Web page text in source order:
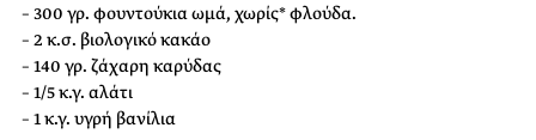
– 300 γρ. φουντούκια ωμά, χωρίς* φλούδα.
– 2 κ.σ. βιολογικό κακάο
– 140 γρ. ζάχαρη καρύδας
– 1/5 κ.γ. αλάτι
– 1 κ.γ. υγρή βανίλια